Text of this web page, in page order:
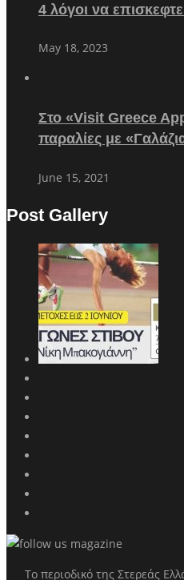
4 λόγοι να
May 18, 2023
Στο «Visit Greece
παραλίες με
June 15, 2021
Post Gallery
Το περιοδικό της Στερεάς